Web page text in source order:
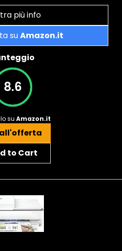
più info
suAmazon.it
8.6
su Amazon.it
to Cart